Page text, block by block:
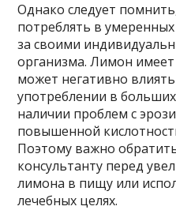
Однако следует
потреблять в
за своими
организма. Лимон имеет
может негативно
употреблении в
наличии проблем с
повышенной
Поэтому важно
консультанту перед
лимона в пищу или
лечебных целях.